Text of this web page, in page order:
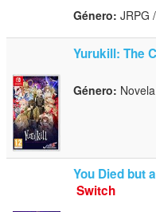
Género: JRPG
Yurukill: The
Género:
You Died but
Switch